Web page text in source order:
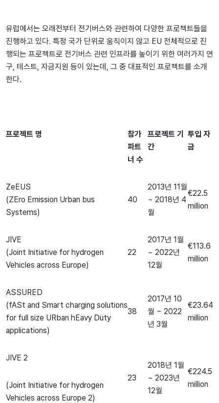
유럽에서는 오래전부터 전기버스와 관련하여 다양한 프로젝트들을
진행하고 있다. 특정 국가 단위로 움직이지 않고 EU 전체적으로 진
행되는 프로젝트로 전기버스 관련 인프라를 높이기 위한 여러가지 연
구, 테스트, 자금지원 등이 있는데, 그 중 대표적인 프로젝트를 소개
한다.
프로젝트 명
참가
파트
너 수
프로젝트 기
간
투입 자
금
ZeEUS
(ZEro Emission Urban bus
Systems)
40
2013년 11월
~ 2018년 4
월
€22.5
million
JIVE
(Joint Initiative for hydrogen
Vehicles across Europe)
22
2017년 1월
~ 2022년
12월
€113.6
million
ASSURED
(fASt and Smart charging solutions
for full size URban hEavy Duty
applications)
38
2017년 10
월 ~ 2022
년 3월
€23.64
million
JIVE 2
(Joint Initiative for hydrogen
Vehicles across Europe 2)
23
2018년 1월
~ 2023년
12월
€224.5
million